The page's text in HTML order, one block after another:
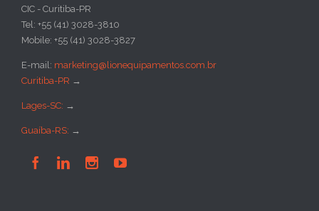
CIC - Curitiba-PR
Tel: +55 (41) 3028-3810
Mobile: +55 (41) 3028-3827
E-mail: marketing@lionequipamentos.com.br
Curitiba-PR →
Lages-SC: →
Guaíba-RS: →
   